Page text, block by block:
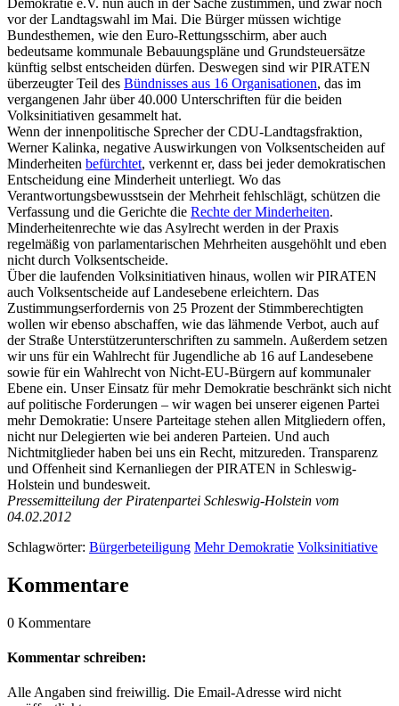
vor der Landtagswahl im Mai. Die Bürger müssen wichtige
Bundesthemen, wie den Euro-Rettungsschirm, aber auch
bedeutsame kommunale Bebauungspläne und Grundsteuersätze
künftig selbst entscheiden dürfen. Deswegen sind wir PIRATEN
überzeugter Teil des Bündnisses aus 16 Organisationen, das im
vergangenen Jahr über 40.000 Unterschriften für die beiden
Volksinitiativen gesammelt hat.
Wenn der innenpolitische Sprecher der CDU-Landtagsfraktion,
Werner Kalinka, negative Auswirkungen von Volksentscheiden auf
Minderheiten befürchtet, verkennt er, dass bei jeder demokratischen
Entscheidung eine Minderheit unterliegt. Wo das
Verantwortungsbewusstsein der Mehrheit fehlschlägt, schützen die
Verfassung und die Gerichte die Rechte der Minderheiten.
Minderheitenrechte wie das Asylrecht werden in der Praxis
regelmäßig von parlamentarischen Mehrheiten ausgehöhlt und eben
nicht durch Volksentscheide.
Über die laufenden Volksinitiativen hinaus, wollen wir PIRATEN
auch Volksentscheide auf Landesebene erleichtern. Das
Zustimmungserfordernis von 25 Prozent der Stimmberechtigten
wollen wir ebenso abschaffen, wie das lähmende Verbot, auch auf
der Straße Unterstützerunterschriften zu sammeln. Außerdem setzen
wir uns für ein Wahlrecht für Jugendliche ab 16 auf Landesebene
sowie für ein Wahlrecht von Nicht-EU-Bürgern auf kommunaler
Ebene ein. Unser Einsatz für mehr Demokratie beschränkt sich nicht
auf politische Forderungen – wir wagen bei unserer eigenen Partei
mehr Demokratie: Unsere Parteitage stehen allen Mitgliedern offen,
nicht nur Delegierten wie bei anderen Parteien. Und auch
Nichtmitglieder haben bei uns ein Recht, mitzureden. Transparenz
und Offenheit sind Kernanliegen der PIRATEN in Schleswig-
Holstein und bundesweit.
Pressemitteilung der Piratenpartei Schleswig-Holstein vom
04.02.2012
Schlagwörter: Bürgerbeteiligung Mehr Demokratie Volksinitiative
Kommentare
0 Kommentare
Kommentar schreiben:
Alle Angaben sind freiwillig. Die Email-Adresse wird nicht